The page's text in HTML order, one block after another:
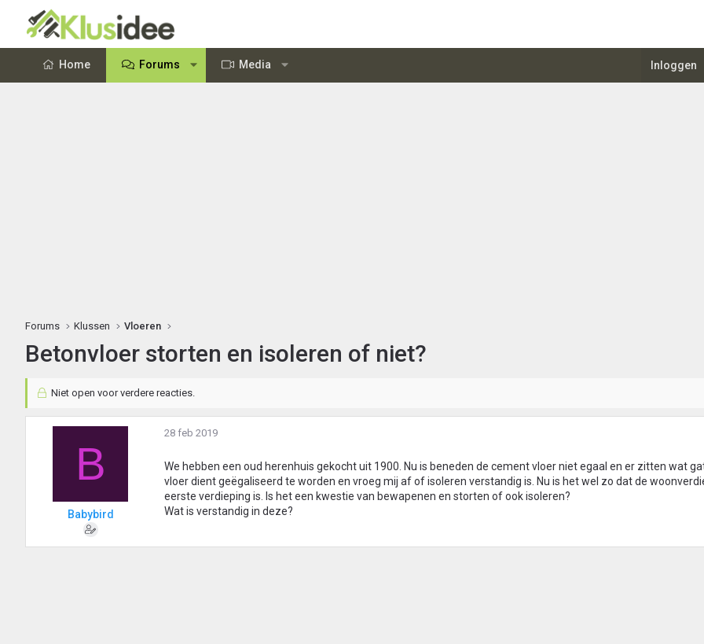
Home Forums Media Inloggen
Forums Klussen Vloeren
Betonvloer storten en isoleren of niet?
Niet open voor verdere reacties.
B
Babybird
28 feb 2019
We hebben een oud herenhuis gekocht uit 1900. Nu is beneden de cement vloer niet egaal en er zitten wat
vloer dient geëgaliseerd te worden en vroeg mij af of isoleren verstandig is. Nu is het wel zo dat de
eerste verdieping is. Is het een kwestie van bewapenen en storten of ook isoleren?
Wat is verstandig in deze?